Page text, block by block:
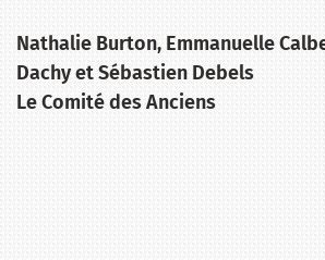
Nathalie Burton, Emmanuelle
Dachy et Sébastien Debels
Le Comité des Anciens